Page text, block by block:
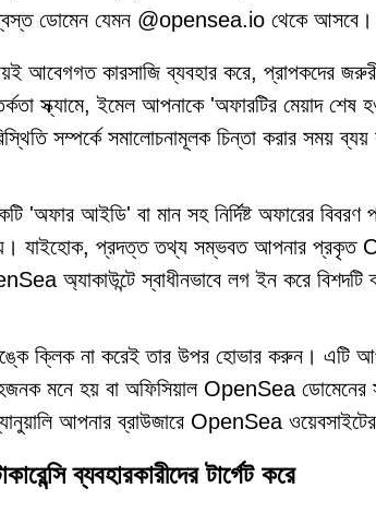
ডোমেন যেমন @opensea.io থেকে আসবে।
আবেগগত কারসাজি ব্যবহার করে, প্রাপকদের
স্ক্যামে, ইমেল আপনাকে 'অফারটির মেয়াদ
সম্পর্কে সমালোচনামূলক চিন্তা করার সময়
'অফার আইডি' বা মান সহ নির্দিষ্ট অফারের বিবরণ
হয়। যাইহোক, প্রদত্ত তথ্য সম্ভবত আপনার প্রকৃত
অ্যাকাউন্টে স্বাধীনভাবে লগ ইন করে
ক্লিক না করেই তার উপর হোভার করুন। এটি
মনে হয় বা অফিসিয়াল OpenSea ডোমেনের
আপনার ব্রাউজারে OpenSea
ব্যবহারকারীদের টার্গেট করে